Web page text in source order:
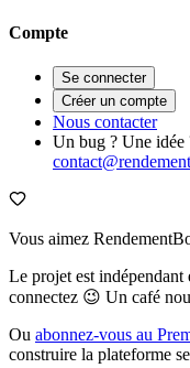
Compte
Se connecter
Créer un compte
Nous contacter
Un bug ? Une idée
Vous aimez
Le projet est
connectez 😉 Un café
Ou abonnez-vous au
construire la plateforme